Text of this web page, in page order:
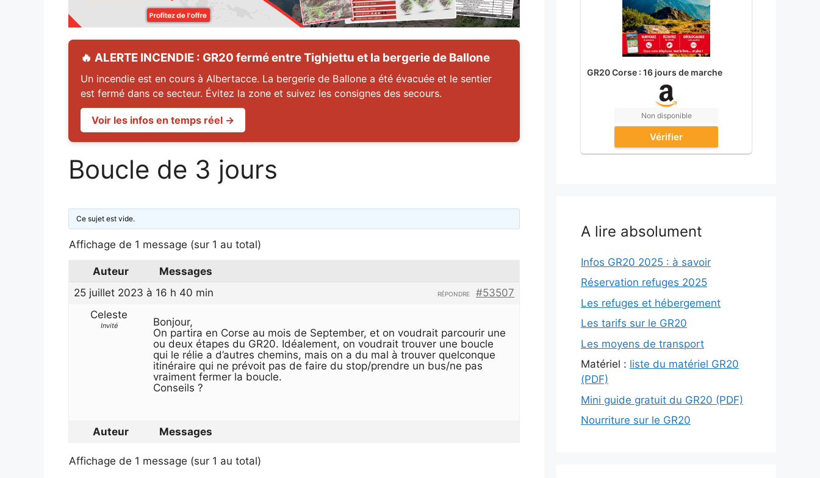
🔥 ALERTE INCENDIE : GR20 fermé entre Tighjettu et la bergerie de Ballone
Un incendie est en cours à Albertacce. La bergerie de Ballone a été évacuée et le sentier
est fermé dans ce secteur. Évitez la zone et suivez les consignes des secours.
Voir les infos en temps réel →
Boucle de 3 jours
Ce sujet est vide.
Affichage de 1 message (sur 1 au total)
Auteur
Messages
25 juillet 2023 à 16 h 40 min
#53507
RÉPONDRE
Celeste
Invité
Bonjour,
On partira en Corse au mois de September, et on voudrait parcourir une
ou deux étapes du GR20. Idéalement, on voudrait trouver une boucle
qui le rélie a d’autres chemins, mais on a du mal à trouver quelconque
itinéraire qui ne prévoit pas de faire du stop/prendre un bus/ne pas
vraiment fermer la boucle.
Conseils ?
Auteur Messages
Affichage de 1 message (sur 1 au total)
GR20 Corse : 16 jours de marche
Non disponible
Vérifier
A lire absolument
Infos GR20 2025 : à savoir
Réservation refuges 2025
Les refuges et hébergement
Les tarifs sur le GR20
Les moyens de transport
Matériel : liste du matériel GR20
(PDF)
Mini guide gratuit du GR20 (PDF)
Nourriture sur le GR20